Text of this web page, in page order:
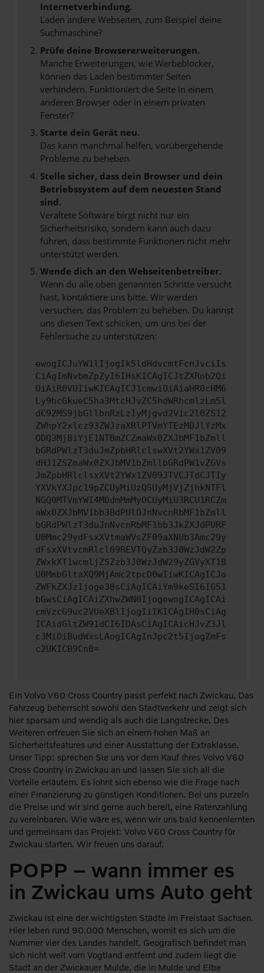
Internetverbindung.
Laden andere Webseiten, zum Beispiel deine
Suchmaschine?
Prüfe deine Browsererweiterungen.
Manche Erweiterungen, wie Werbeblocker,
können das Laden bestimmter Seiten
verhindern. Funktioniert die Seite in einem
anderen Browser oder in einem privaten
Fenster?
Starte dein Gerät neu.
Das kann manchmal helfen, vorübergehende
Probleme zu beheben.
Stelle sicher, dass dein Browser und dein
Betriebssystem auf dem neuesten Stand
sind.
Veraltete Software birgt nicht nur ein
Sicherheitsrisiko, sondern kann auch dazu
führen, dass bestimmte Funktionen nicht mehr
unterstützt werden.
Wende dich an den Webseitenbetreiber.
Wenn du alle oben genannten Schritte versucht
hast, kontaktiere uns bitte. Wir werden
versuchen, das Problem zu beheben. Du kannst
uns diesen Text schicken, um uns bei der
Fehlersuche zu unterstützen:
ewogICJuYW1lIjogIk5ldHdvcmtFcnJvciIs
CiAgImNvbmZpZyI6IHsKICAgICJtZXRob2Qi
OiAiR0VUIiwKICAgICJ1cmwiOiAiaHR0cHM6
Ly9hcGkueC5ha3MtcHJvZC5hdWRhcmlzLm5l
dC92MS9jbGllbnRzLzIyMjgvd2Vic2l0ZS12
ZWhpY2xlcz93ZWJzaXRlPTVmYTEzMDJlYzMx
ODQ3MjBiYjE1NTBmZCZmaWx0ZXJbMF1bZmll
bGRdPWlzT3duJmZpbHRlclswXVt2YWx1ZV09
dHJ1ZSZmaWx0ZXJbMV1bZmllbGRdPW1vZGVs
JmZpbHRlclsxXVt2YWx1ZV09JTVCJTdCJTIy
YXVkYXJpc19pZCUyMiUzQSUyMjVjZjhkNTFl
NGQ0MTVmYWI4MDdmMmMyOCUyMiU3RCU1RCZm
aWx0ZXJbMV1bb3BdPUlOJnNvcnRbMF1bZmll
bGRdPWlzT3duJnNvcnRbMF1bb3JkZXJdPURF
U0Mmc29ydFsxXVtmaWVsZF09aXNUb3Amc29y
dFsxXVtvcmRlcl09REVTQyZzb3J0WzJdW2Zp
ZWxkXT1wcmljZSZzb3J0WzJdW29yZGVyXT1B
U0MmbGltaXQ9MjAmc2tpcD0wIiwKICAgICJo
ZWFkZXJzIjoge30sCiAgICAiYm9keSI6IG51
bGwsCiAgICAiZXhwZWN0IjogewogICAgICAi
cmVzcG9uc2VUeXBlIjogIiIKICAgIH0sCiAg
ICAidGltZW91dCI6IDAsCiAgICAicHJvZ3Jl
c3MiOiBudWxsLAogICAgInJpc2t5IjogZmFs
c2UKICB9Cn0=
Ein Volvo V60 Cross Country passt perfekt nach Zwickau. Das
Fahrzeug beherrscht sowohl den Stadtverkehr und zeigt sich
hier sparsam und wendig als auch die Langstrecke. Des
Weiteren erfreuen Sie sich an einem hohen Maß an
Sicherheitsfeatures und einer Ausstattung der Extraklasse.
Unser Tipp: sprechen Sie uns vor dem Kauf Ihres Volvo V60
Cross Country in Zwickau an und lassen Sie sich all die
Vorteile erläutern. Es lohnt sich ebenso wie die Frage nach
einer Finanzierung zu günstigen Konditionen. Bei uns purzeln
die Preise und wir sind gerne auch bereit, eine Ratenzahlung
zu vereinbaren. Wie wäre es, wenn wir uns bald kennenlernten
und gemeinsam das Projekt: Volvo V60 Cross Country für
Zwickau starten. Wir freuen uns darauf.
POPP – wann immer es
in Zwickau ums Auto geht
Zwickau ist eine der wichtigsten Städte im Freistaat Sachsen.
Hier leben rund 90.000 Menschen, womit es sich um die
Nummer vier des Landes handelt. Geografisch befindet man
sich nicht weit vom Vogtland entfernt und zudem liegt die
Stadt an der Zwickauer Mulde, die in Mulde und Elbe